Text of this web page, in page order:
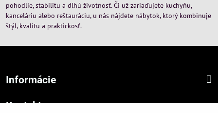
pohodlie, stabilitu a dlhú životnosť. Či už zariaďujete kuchyňu,
kanceláriu alebo reštauráciu, u nás nájdete nábytok, ktorý kombinuje
štýl, kvalitu a praktickosť.
Informácie
Kontakt